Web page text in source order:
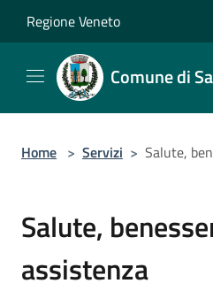
Regione Veneto
Comune di
Home > Servizi > Salute,
Salute,
assistenza